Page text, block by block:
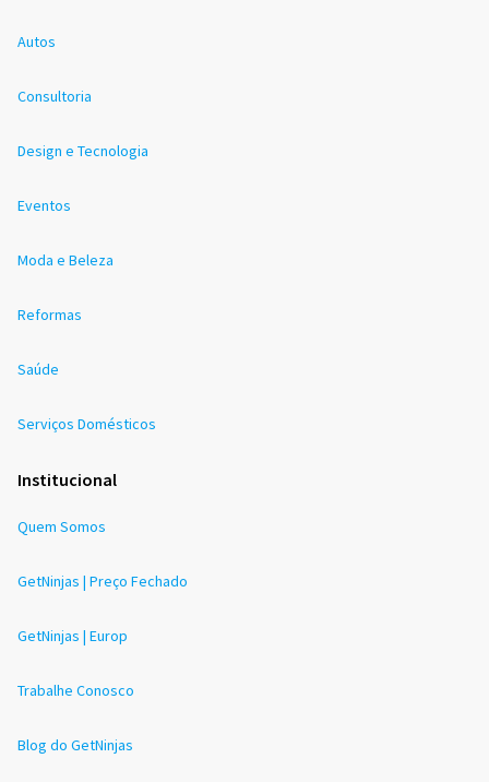
Autos
Consultoria
Design e Tecnologia
Eventos
Moda e Beleza
Reformas
Saúde
Serviços Domésticos
Institucional
Quem Somos
GetNinjas | Preço Fechado
GetNinjas | Europ
Trabalhe Conosco
Blog do GetNinjas